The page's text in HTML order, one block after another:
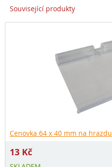
Související produkty
Cenovka 64 x 40 mm na hrazdu
13 Kč